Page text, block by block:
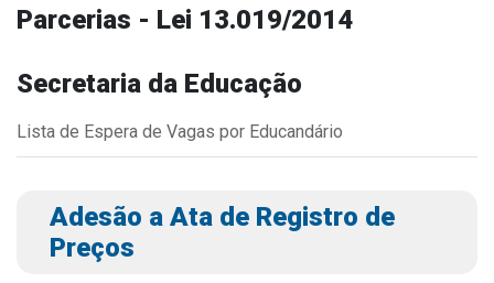
Outros
Downloads
Contato
Parcerias - Lei 13.019/2014
Secretaria da Educação
Lista de Espera de Vagas por Educandário
Adesão a Ata de Registro de
Preços